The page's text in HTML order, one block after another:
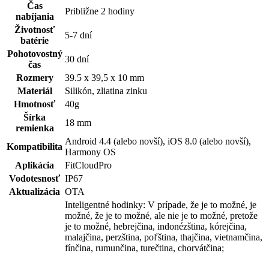
Čas
nabíjania
Približne 2 hodiny
Životnosť
batérie
5-7 dní
Pohotovostný
čas
30 dní
Rozmery
39.5 x 39,5 x 10 mm
Materiál
Silikón, zliatina zinku
Hmotnosť
40g
Šírka
remienka
18 mm
Kompatibilita
Android 4.4 (alebo novší), iOS 8.0 (alebo novší),
Harmony OS
Aplikácia
FitCloudPro
Vodotesnosť IP67
Aktualizácia OTA
Inteligentné hodinky: V prípade, že je to možné, je
možné, že je to možné, ale nie je to možné, pretože
je to možné, hebrejčina, indonézština, kórejčina,
malajčina, perzština, poľština, thajčina, vietnamčina,
fínčina, rumunčina, turečtina, chorvátčina;